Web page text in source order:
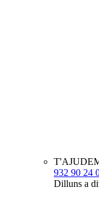
932 90 24
Dilluns a